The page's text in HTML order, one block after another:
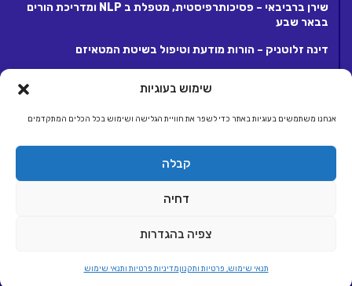
שימוש בעוגיות
אנחנו משתמשים בעוגיות באתר כדי לשפר את חוויית הגלישה ושימוש בכל הכלים המתקדמים
קבלה
דחיה
צפיה בהגדרות
תנאי שימוש, פרטיות ותקנוןמדיניות פרטיות ותנאי שימוש
שירן ברביבאי – פסיכותרפיסטית, מטפלת ב NLP ומדריכת הורים
בבאר שבע
דינה זלוטניק – הורות מודעת וטיפול בשיטת המטאיזם
מפעילת קבוצת אתרי אלטרנטיבלי |